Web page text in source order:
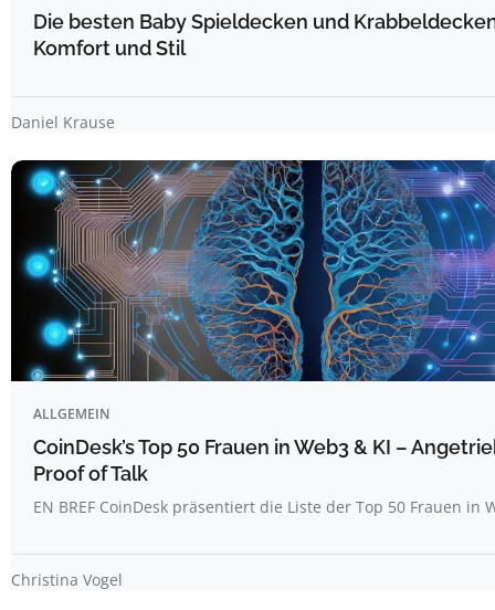
Die besten Baby Spieldecken und
Komfort und Stil
Daniel Krause
ALLGEMEIN
CoinDesk’s Top 50 Frauen in Web3 & KI –
Proof of Talk
EN BREF CoinDesk präsentiert die Liste der Top 50 Frauen in
Christina Vogel